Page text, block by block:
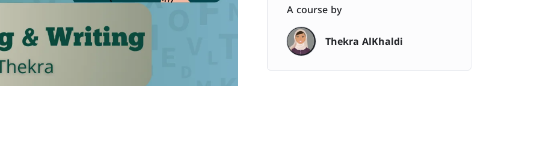
A course by
Thekra AlKhaldi